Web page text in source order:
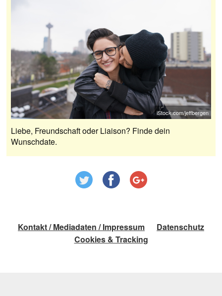
iStock.com/jeffbergen
Liebe, Freundschaft oder Liaison? Finde dein
Wunschdate.
Kontakt / Mediadaten / Impressum
Datenschutz
Cookies & Tracking